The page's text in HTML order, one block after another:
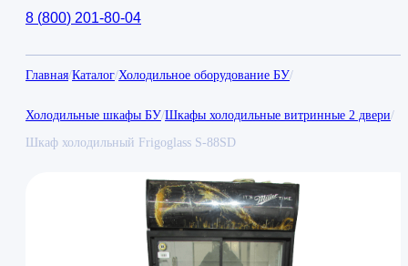
8 (800) 201-80-04
Главная/Каталог/Холодильное оборудование БУ/
Холодильные шкафы БУ/Шкафы холодильные витринные 2 двери/
Шкаф холодильный Frigoglass S-88SD